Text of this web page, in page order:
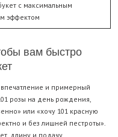
с максимальным
эффектом
вам быстро
и примерный
розы на день рождения,
или «хочу 101 красную
и без лишней пестроты».
длину и подачу.